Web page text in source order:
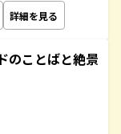
詳細を見る
のことばと絶景